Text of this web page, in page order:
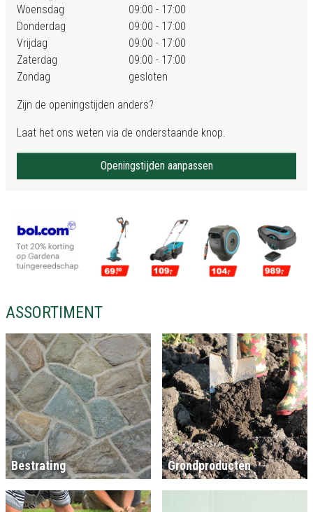
Woensdag
09:00 - 17:00
Donderdag
09:00 - 17:00
Vrijdag
09:00 - 17:00
Zaterdag
09:00 - 17:00
Zondag
gesloten
Zijn de openingstijden anders?
Laat het ons weten via de onderstaande knop.
Openingstijden aanpassen
ASSORTIMENT
Bestrating Grondproducten